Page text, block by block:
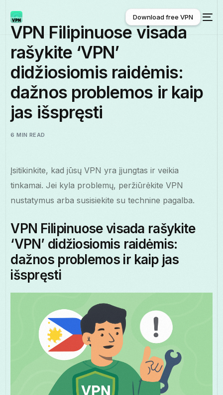
Lietuviškai
Download free VPN
Download free VPN
VPN Filipinuose visada
rašykite ‘VPN’
didžiosiomis raidėmis:
dažnos problemos ir kaip
jas išspręsti
6 MIN READ
Įsitikinkite, kad jūsų VPN yra įjungtas ir veikia
tinkamai. Jei kyla problemų, peržiūrėkite VPN
nustatymus arba susisiekite su technine pagalba.
VPN Filipinuose visada rašykite
‘VPN’ didžiosiomis raidėmis:
dažnos problemos ir kaip jas
išspręsti